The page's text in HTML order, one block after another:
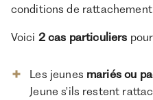
conditions de
Voici 2 cas particuliers
Les jeunes mariés ou
Jeune s'ils restent